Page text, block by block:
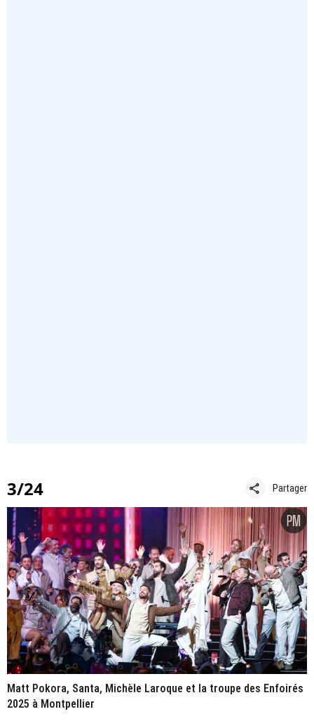
3/24 share Partager
Matt Pokora, Santa, Michèle Laroque et la troupe des Enfoirés
2025 à Montpellier